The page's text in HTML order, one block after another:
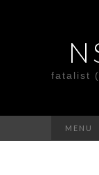
fatalist
MENU